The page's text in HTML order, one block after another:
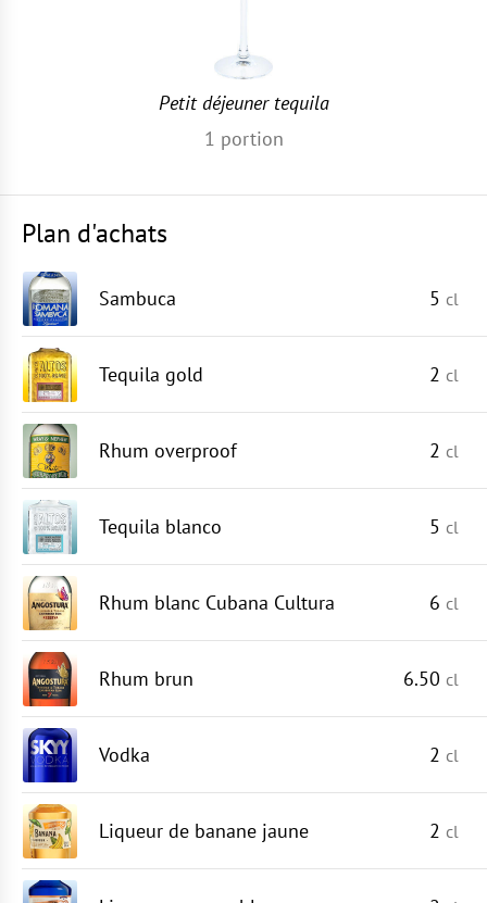
Petit déjeuner tequila
1 portion
Plan d'achats
Sambuca 5 cl
Tequila gold 2 cl
Rhum overproof 2 cl
Tequila blanco 5 cl
Rhum blanc Cubana Cultura 6 cl
Rhum brun 6.50 cl
Vodka 2 cl
Liqueur de banane jaune 2 cl